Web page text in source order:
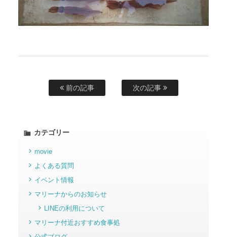
前の記事 次の記事
カテゴリー
movie
よくある質問
イベント情報
マリーナからのお知らせ
LINEの利用について
マリーナ付近おすすめ食事処